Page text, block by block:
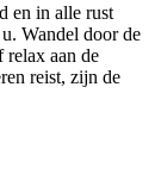
en in alle rust
Wandel door de
relax aan de
reist, zijn de